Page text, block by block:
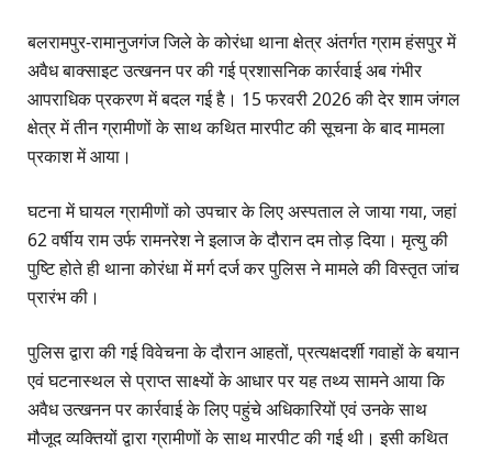
बलरामपुर-रामानुजगंज जिले के कोरंधा थाना क्षेत्र अंतर्गत ग्राम हंसपुर में
अवैध बाक्साइट उत्खनन पर की गई प्रशासनिक कार्रवाई अब गंभीर
आपराधिक प्रकरण में बदल गई है। 15 फरवरी 2026 की देर शाम जंगल
क्षेत्र में तीन ग्रामीणों के साथ कथित मारपीट की सूचना के बाद मामला
प्रकाश में आया।
घटना में घायल ग्रामीणों को उपचार के लिए अस्पताल ले जाया गया, जहां
62 वर्षीय राम उर्फ रामनरेश ने इलाज के दौरान दम तोड़ दिया। मृत्यु की
पुष्टि होते ही थाना कोरंधा में मर्ग दर्ज कर पुलिस ने मामले की विस्तृत जांच
प्रारंभ की।
पुलिस द्वारा की गई विवेचना के दौरान आहतों, प्रत्यक्षदर्शी गवाहों के बयान
एवं घटनास्थल से प्राप्त साक्ष्यों के आधार पर यह तथ्य सामने आया कि
अवैध उत्खनन पर कार्रवाई के लिए पहुंचे अधिकारियों एवं उनके साथ
मौजूद व्यक्तियों द्वारा ग्रामीणों के साथ मारपीट की गई थी। इसी कथित